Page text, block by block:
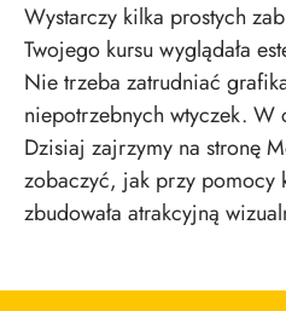
Wystarczy kilka prostych
Twojego kursu wyglądała
Nie trzeba zatrudniać
niepotrzebnych wtyczek. W
Dzisiaj zajrzymy na stronę
zobaczyć, jak przy pomocy
zbudowała atrakcyjną